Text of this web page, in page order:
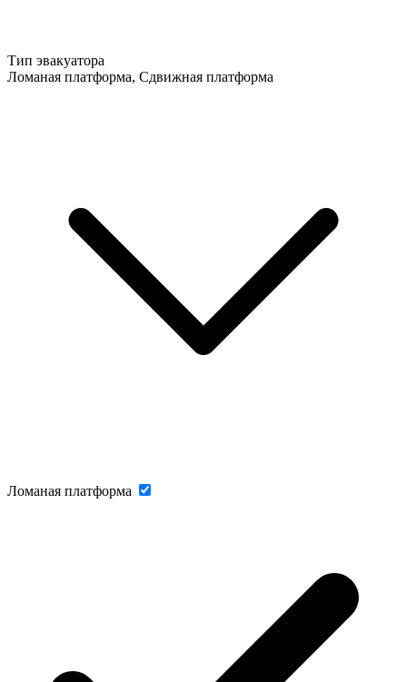
Тип эвакуатора
Ломаная платформа, Сдвижная платформа
Ломаная платформа